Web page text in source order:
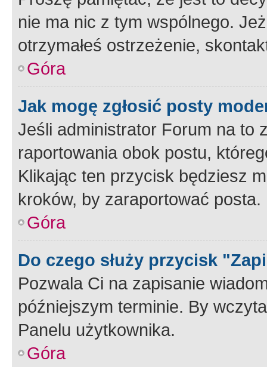
nie ma nic z tym wspólnego.
otrzymałeś ostrzeżenie,
Góra
Jak mogę zgłosić posty
Jeśli administrator Forum na to
raportowania obok postu,
Klikając ten przycisk będziesz
kroków, by zaraportować posta.
Góra
Do czego służy przycisk
Pozwala Ci na zapisanie
późniejszym terminie. By
Panelu użytkownika.
Góra